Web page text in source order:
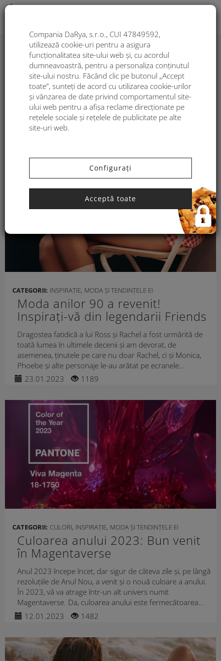
Categorii
Fashion story
Lifestyle
Moda și tendințele ei
Noutăți
CATEGORII: INSPIRAȚIE, MODA ȘI TENDINȚELE EI
Moda anilor 90 a revenit!
Inspirați-vă din legendarii Friends
Dragostea fatidică a lui Ross și Rachel a fost urmărită de
toată lumea în ultimele decenii și am devorat, de
asemenea, ținutele pe care nu doar Rachel, ci și Monica,
Phoebe și alte personaje le-au arătat pe ecranele...
23.01.2023
1189
CATEGORII: CULORI, INSPIRAȚIE, MODA ȘI TENDINȚELE EI
Culoarea anului 2023: Bun venit
în Magentaverse
Anul 2023 începe încet, dar sigur de câteva zile și, pe lângă
rezoluțiile de Anul Nou, a venit și o nouă culoare a anului.
În 2023, vă va atrage într-un alt univers numit
Magentaverse. Da, culoarea anului este fermecătoarea...
12.01.2023
1482
Compania DaRya, s.r.o., CUI 47849592,
utilizează cookie-uri pentru a asigura
funcționalitatea site-ului web și, cu acordul
dumneavoastră, pentru a personaliza conținutul
site-ului nostru. Făcând clic pe butonul „Accept
toate”, sunteți de acord cu utilizarea cookie-urilor
și vânzarea de date privind comportamentul site-
ului web pentru a afișa reclame direcționate pe
rețelele sociale și rețelele de publicitate pe alte
site-uri web.
Configurați
Acceptă toate